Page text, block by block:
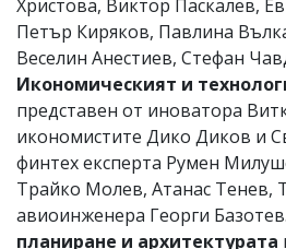
Христова, Виктор Паскалев,
Петър Киряков, Павлина
Веселин Анестиев, Стефан
Икономическият и
представен от иноватора
икономистите Дико Диков и
финтех експерта Румен
Трайко Молев, Атанас Тенев,
авиоинженера Георги Базотев.
планиране и архитектурата